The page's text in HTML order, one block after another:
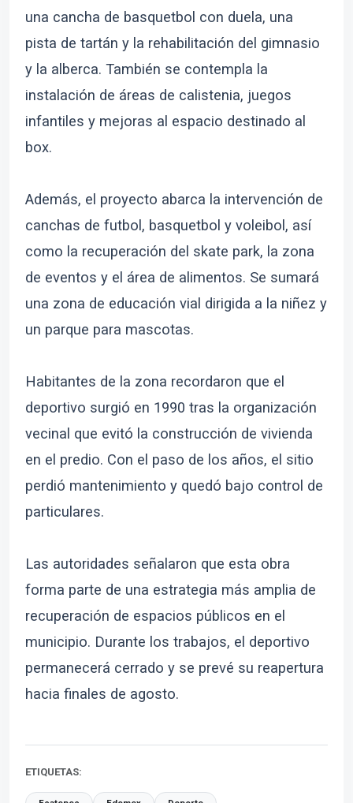
una cancha de basquetbol con duela, una
pista de tartán y la rehabilitación del gimnasio
y la alberca. También se contempla la
instalación de áreas de calistenia, juegos
infantiles y mejoras al espacio destinado al
box.
Además, el proyecto abarca la intervención de
canchas de futbol, basquetbol y voleibol, así
como la recuperación del skate park, la zona
de eventos y el área de alimentos. Se sumará
una zona de educación vial dirigida a la niñez y
un parque para mascotas.
Habitantes de la zona recordaron que el
deportivo surgió en 1990 tras la organización
vecinal que evitó la construcción de vivienda
en el predio. Con el paso de los años, el sitio
perdió mantenimiento y quedó bajo control de
particulares.
Las autoridades señalaron que esta obra
forma parte de una estrategia más amplia de
recuperación de espacios públicos en el
municipio. Durante los trabajos, el deportivo
permanecerá cerrado y se prevé su reapertura
hacia finales de agosto.
ETIQUETAS: